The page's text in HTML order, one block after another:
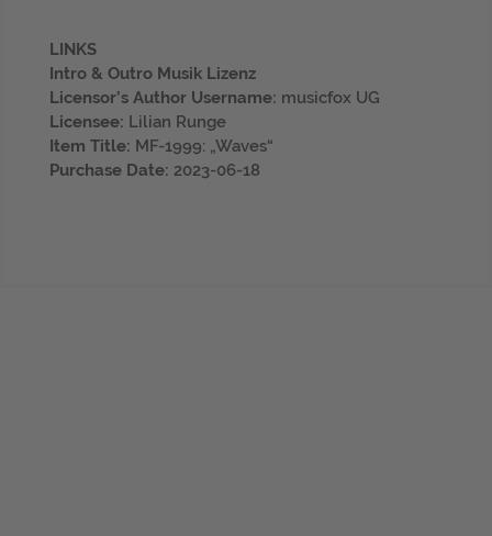
LINKS
Intro & Outro Musik Lizenz
Licensor’s Author Username: musicfox UG
Licensee: Lilian Runge
Item Title: MF-1999: „Waves“
Purchase Date: 2023-06-18